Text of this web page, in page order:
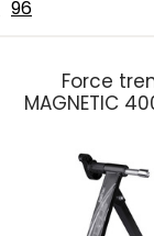
96
Force
MAGNETIC